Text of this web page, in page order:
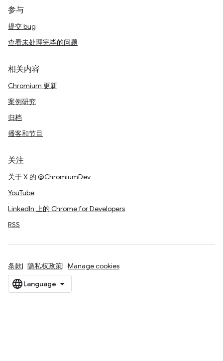
参与
提交 bug
查看未处理完毕的问题
相关内容
Chromium 更新
案例研究
归档
播客和节目
关注
关于 X 的 @ChromiumDev
YouTube
LinkedIn 上的 Chrome for Developers
RSS
条款 隐私权政策 Manage cookies